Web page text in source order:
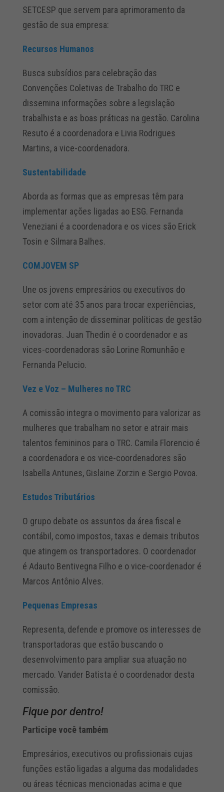
SETCESP que servem para aprimoramento da
gestão de sua empresa:
Recursos Humanos
Busca subsídios para celebração das
Convenções Coletivas de Trabalho do TRC e
dissemina informações sobre a legislação
trabalhista e as boas práticas na gestão. Carolina
Resuto é a coordenadora e Livia Rodrigues
Martins, a vice-coordenadora.
Sustentabilidade
Aborda as formas que as empresas têm para
implementar ações ligadas ao ESG. Fernanda
Veneziani é a coordenadora e os vices são Erick
Tosin e Silmara Balhes.
COMJOVEM SP
Une os jovens empresários ou executivos do
setor com até 35 anos para trocar experiências,
com a intenção de disseminar políticas de gestão
inovadoras. Juan Thedin é o coordenador e as
vices-coordenadoras são Lorine Romunhão e
Fernanda Pelucio.
Vez e Voz – Mulheres no TRC
A comissão integra o movimento para valorizar as
mulheres que trabalham no setor e atrair mais
talentos femininos para o TRC. Camila Florencio é
a coordenadora e os vice-coordenadores são
Isabella Antunes, Gislaine Zorzin e Sergio Povoa.
Estudos Tributários
O grupo debate os assuntos da área fiscal e
contábil, como impostos, taxas e demais tributos
que atingem os transportadores. O coordenador
é Adauto Bentivegna Filho e o vice-coordenador é
Marcos Antônio Alves.
Pequenas Empresas
Representa, defende e promove os interesses de
transportadoras que estão buscando o
desenvolvimento para ampliar sua atuação no
mercado. Vander Batista é o coordenador desta
comissão.
Fique por dentro!
Participe você também
Empresários, executivos ou profissionais cujas
funções estão ligadas a alguma das modalidades
ou áreas técnicas mencionadas acima e que